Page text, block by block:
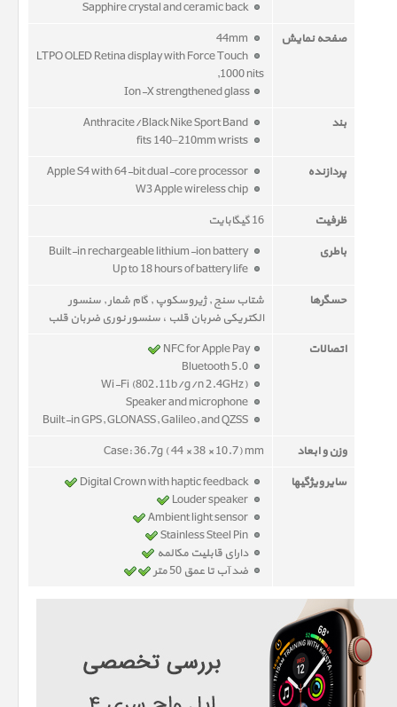
صفحه نمایش
LTPO OLED Retina display with Force Touch
,1000 nits
Ion-X strengthened glass
بند
پردازنده
ظرفیت
16 گیگابایت
باطری
حسگرها
شتاب سنج , ژیروسکوپ , گام شمار , سنسور
الکتریکی ضربان قلب ، سنسور نوری ضربان قلب
اتصالات
NFC for Apple Pay
وزن و ابعاد
Case: 36.7g ( 44 × 38 × 10.7) mm
سایر ویژگیها
دارای قابلیت مکالمه
ضد آب تا عمق 50 متر